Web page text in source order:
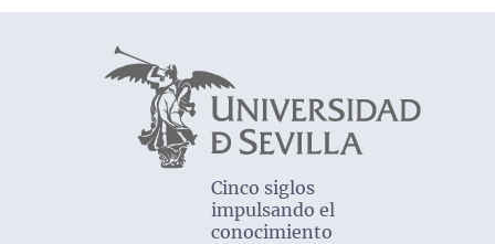
Cinco siglos
impulsando el
conocimiento